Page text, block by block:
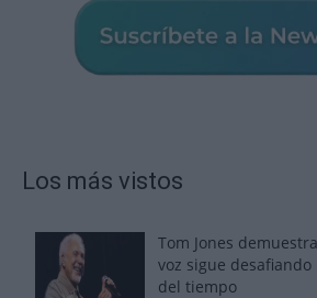
Los más vistos
Tom Jones
voz sigue
del tiempo